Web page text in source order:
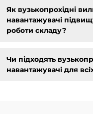
Як вузькопрохідні
навантажувачі
роботи складу?
Чи підходять
навантажувачі для